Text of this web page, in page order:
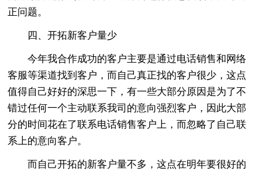
正问题。
四、开拓新客户量少
今年我合作成功的客户主要是通过电话销售和网络
客服等渠道找到客户，而自己真正找的客户很少，这点
值得自己好好的深思一下，有一些大部分原因是为了不
错过任何一个主动联系我司的意向强烈客户，因此大部
分的时间花在了联系电话销售客户上，而忽略了自己联
系上的意向客户。
而自己开拓的新客户量不多，这点在明年要很好的